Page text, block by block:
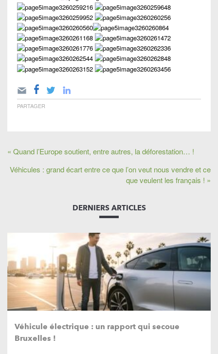
PARTAGER
« Quand l’Europe soutient, entre autres, la déforestation… !
Véhicules : grand écart entre ce que l’on veut nous vendre et ce
que veulent les français ! »
DERNIERS ARTICLES
Véhicule électrique : un rapport qui secoue
Bruxelles !